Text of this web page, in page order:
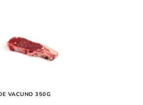
VACUNO 350G